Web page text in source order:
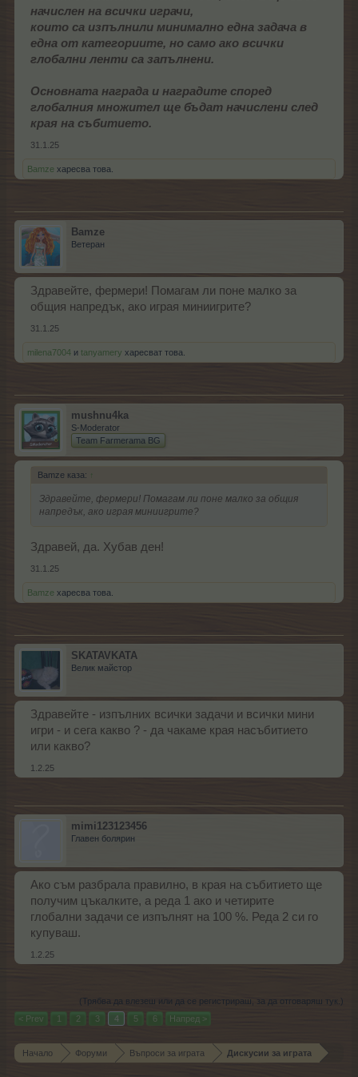
начислен на всички играчи,
които са изпълнили минимално една задача в
една от категориите, но само ако всички
глобални ленти са запълнени.
Основната награда и наградите според
глобалния множител ще бъдат начислени след
края на събитието.
31.1.25
Bamze харесва това.
Bamze
Ветеран
Здравейте, фермери! Помагам ли поне малко за
общия напредък, ако играя миниигрите?
31.1.25
milena7004 и tanyamery харесват това.
mushnu4ka
S-Moderator
Team Farmerama BG
Bamze каза: ↑
Здравейте, фермери! Помагам ли поне малко за общия
напредък, ако играя миниигрите?
Здравей, да. Хубав ден!
31.1.25
Bamze харесва това.
SKATAVKATA
Велик майстор
Здравейте - изпълних всички задачи и всички мини
игри - и сега какво ? - да чакаме края насъбитието
или какво?
1.2.25
mimi123123456
Главен болярин
Ако съм разбрала правилно, в края на събитието ще
получим цъкалките, а реда 1 ако и четирите
глобални задачи се изпълнят на 100 %. Реда 2 си го
купуваш.
1.2.25
(Трябва да влезеш или да се регистрираш, за да отговаряш тук.)
< Prev
1 2 3 4 5 6 Напред >
Начало Форуми Въпроси за играта Дискусии за играта